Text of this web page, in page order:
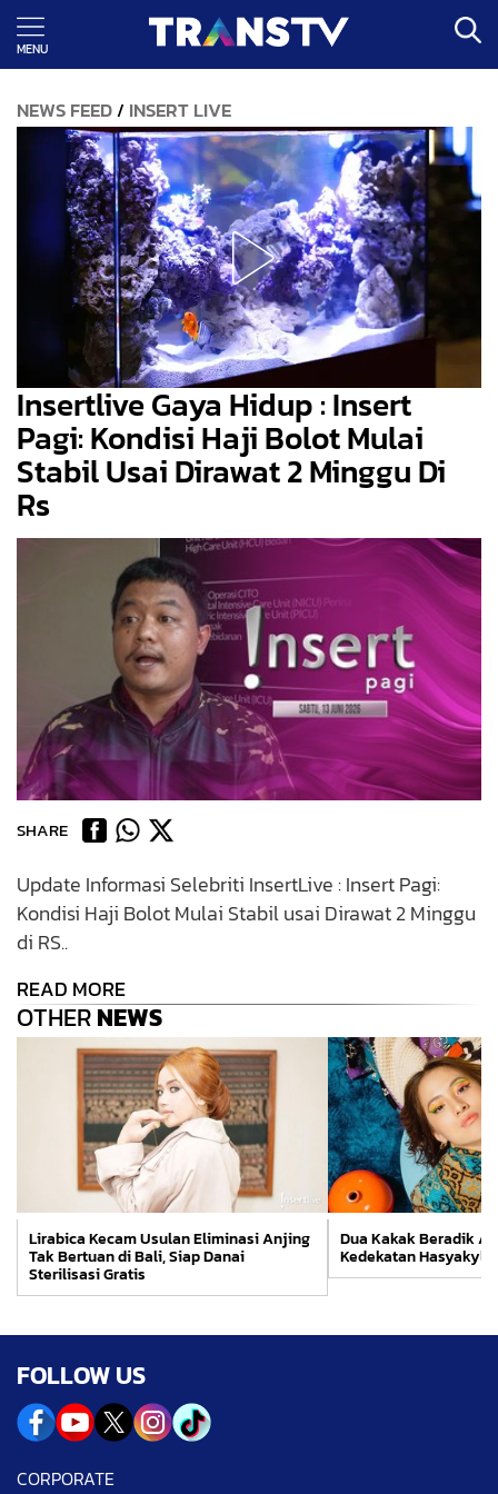
MENU
NEWS FEED/ INSERT LIVE
Insertlive Gaya Hidup : Insert
Pagi: Kondisi Haji Bolot Mulai
Stabil Usai Dirawat 2 Minggu Di
Rs
SHARE
Update Informasi Selebriti InsertLive : Insert Pagi:
Kondisi Haji Bolot Mulai Stabil usai Dirawat 2 Minggu
di RS..
READ MORE
OTHERNEWS
Lirabica Kecam Usulan Eliminasi Anjing
Tak Bertuan di Bali, Siap Danai
Sterilisasi Gratis
Dua Kakak Beradik
Kedekatan
FOLLOW US
CORPORATE